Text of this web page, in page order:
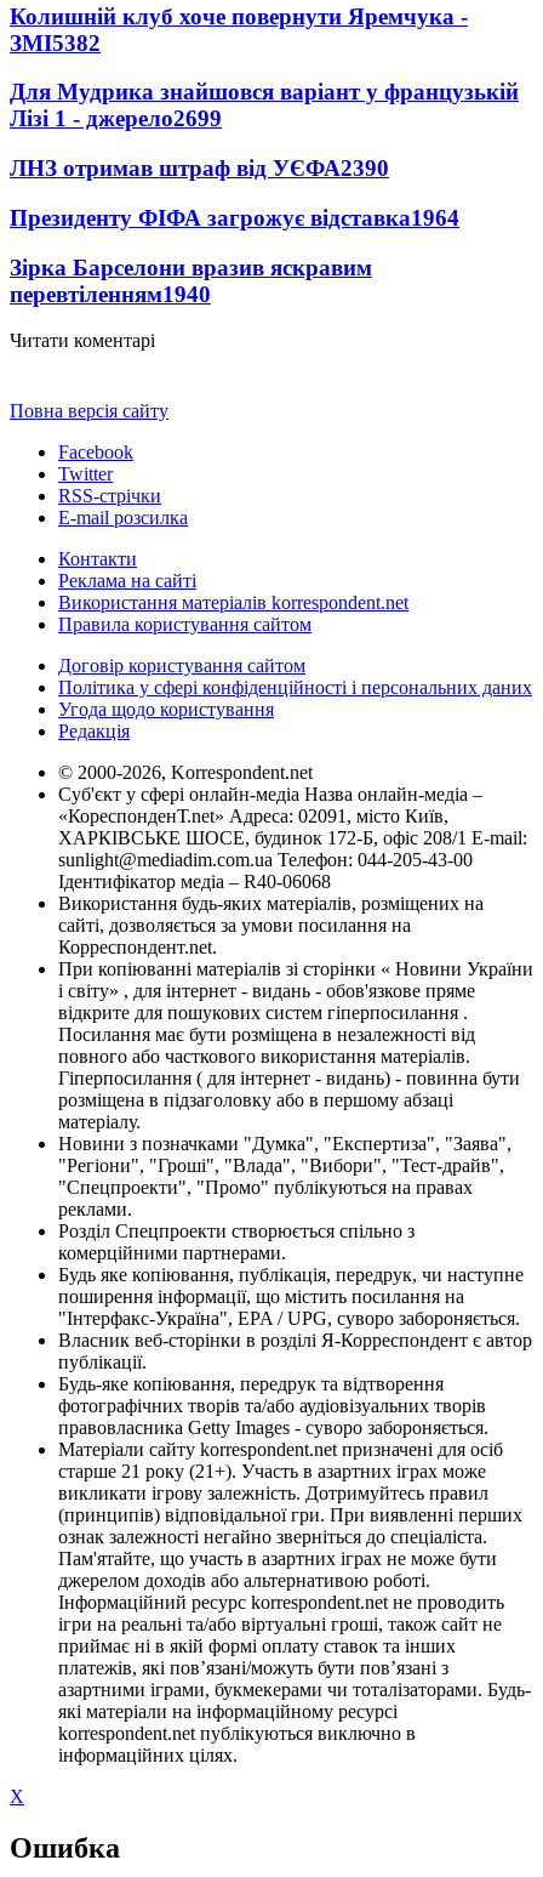
Колишній клуб хоче повернути Яремчука -
ЗМІ5382
Для Мудрика знайшовся варіант у французькій
Лізі 1 - джерело2699
ЛНЗ отримав штраф від УЄФА2390
Президенту ФІФА загрожує відставка1964
Зірка Барселони вразив яскравим
перевтіленням1940
Читати коментарі
Повна версія сайту
Facebook
Twitter
RSS-стрічки
E-mail розсилка
Контакти
Реклама на сайті
Використання матеріалів korrespondent.net
Правила користування сайтом
Договір користування сайтом
Політика у сфері конфіденційності і персональних даних
Угода щодо користування
Редакція
© 2000-2026, Korrespondent.net
Суб'єкт у сфері онлайн-медіа Назва онлайн-медіа –
«КореспонденТ.net» Адреса: 02091, місто Київ,
ХАРКІВСЬКЕ ШОСЕ, будинок 172-Б, офіс 208/1 E-mail:
sunlight@mediadim.com.ua Телефон: 044-205-43-00
Ідентифікатор медіа – R40-06068
Використання будь-яких матеріалів, розміщених на
сайті, дозволяється за умови посилання на
Корреспондент.net.
При копіюванні матеріалів зі сторінки « Новини України
і світу» , для інтернет - видань - обов'язкове пряме
відкрите для пошукових систем гіперпосилання .
Посилання має бути розміщена в незалежності від
повного або часткового використання матеріалів.
Гіперпосилання ( для інтернет - видань) - повинна бути
розміщена в підзаголовку або в першому абзаці
матеріалу.
Новини з позначками "Думка", "Експертиза", "Заява",
"Регіони", "Гроші", "Влада", "Вибори", "Тест-драйв",
"Спецпроекти", "Промо" публікуються на правах
реклами.
Розділ Спецпроекти створюється спільно з
комерційними партнерами.
Будь яке копіювання, публікація, передрук, чи наступне
поширення інформації, що містить посилання на
"Інтерфакс-Україна", EPA / UPG, суворо забороняється.
Власник веб-сторінки в розділі Я-Корреспондент є автор
публікації.
Будь-яке копіювання, передрук та відтворення
фотографічних творів та/або аудіовізуальних творів
правовласника Getty Images - суворо забороняється.
Матеріали сайту korrespondent.net призначені для осіб
старше 21 року (21+). Участь в азартних іграх може
викликати ігрову залежність. Дотримуйтесь правил
(принципів) відповідальної гри. При виявленні перших
ознак залежності негайно зверніться до спеціаліста.
Пам'ятайте, що участь в азартних іграх не може бути
джерелом доходів або альтернативою роботі.
Інформаційний ресурс korrespondent.net не проводить
ігри на реальні та/або віртуальні гроші, також сайт не
приймає ні в якій формі оплату ставок та інших
платежів, які пов’язані/можуть бути пов’язані з
азартними іграми, букмекерами чи тоталізаторами. Будь-
які матеріали на інформаційному ресурсі
korrespondent.net публікуються виключно в
інформаційних цілях.
X
Ошибка